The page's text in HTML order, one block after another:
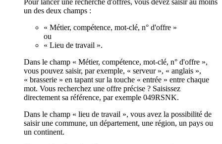
Pour lancer une recherche d'offres, vous devez saisir au moins
un des deux champs :
« Métier, compétence, mot-clé, n° d'offre »
ou
« Lieu de travail ».
Dans le champ « Métier, compétence, mot-clé, n° d'offre »,
vous pouvez saisir, par exemple, « serveur », « anglais »,
« brasserie » en tapant sur la touche « entrée » entre chaque
mot. Vous recherchez une offre précise ? Saisissez
directement sa référence, par exemple 049RSNK.
Dans le champ « lieu de travail », vous avez la possibilité de
saisir une commune, un département, une région, un pays ou
un continent.